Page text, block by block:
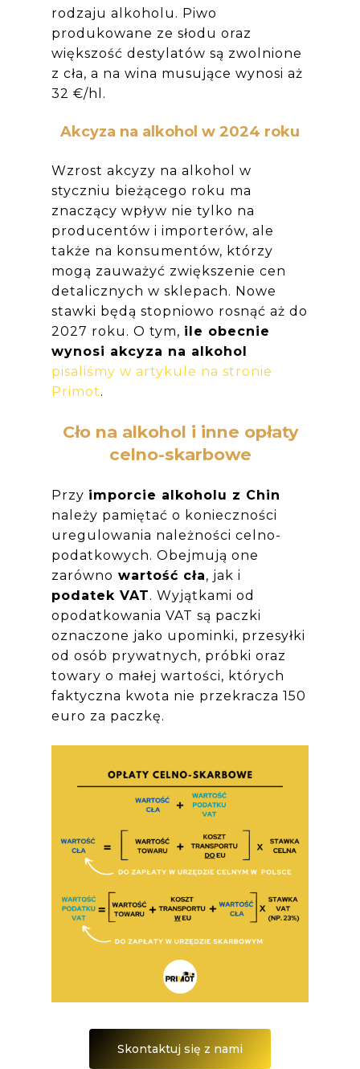
rodzaju alkoholu. Piwo
produkowane ze słodu oraz
większość destylatów są zwolnione
z cła, a na wina musujące wynosi aż
32 €/hl.
Akcyza na alkohol w 2024 roku
Wzrost akcyzy na alkohol w
styczniu bieżącego roku ma
znaczący wpływ nie tylko na
producentów i importerów, ale
także na konsumentów, którzy
mogą zauważyć zwiększenie cen
detalicznych w sklepach. Nowe
stawki będą stopniowo rosnąć aż do
2027 roku. O tym, ile obecnie
wynosi akcyza na alkohol
pisaliśmy w artykule na stronie
Primot.
Cło na alkohol i inne opłaty
celno-skarbowe
Przy imporcie alkoholu z Chin
należy pamiętać o konieczności
uregulowania należności celno-
podatkowych. Obejmują one
zarówno wartość cła, jak i
podatek VAT. Wyjątkami od
opodatkowania VAT są paczki
oznaczone jako upominki, przesyłki
od osób prywatnych, próbki oraz
towary o małej wartości, których
faktyczna kwota nie przekracza 150
euro za paczkę.
Skontaktuj się z nami